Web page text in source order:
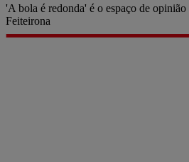
'A bola é redonda' é o espaço de
Feiteirona